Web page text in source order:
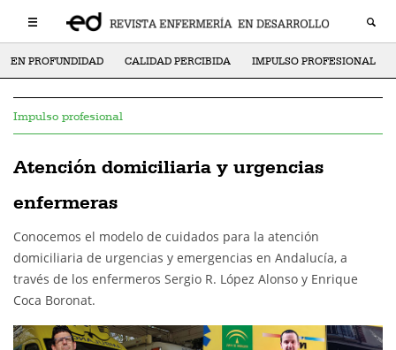
EN PROFUNDIDAD CALIDAD PERCIBIDA IMPULSO PROFESIONAL
Impulso profesional
Atención domiciliaria y urgencias
enfermeras
Conocemos el modelo de cuidados para la atención
domiciliaria de urgencias y emergencias en Andalucía, a
través de los enfermeros Sergio R. López Alonso y Enrique
Coca Boronat.